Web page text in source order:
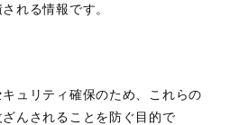
れる情報です。
ュリティ確保のため、これらの
んされることを防ぐ目的で